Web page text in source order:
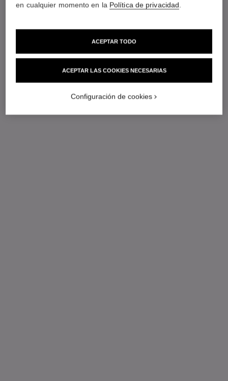
en cualquier momento en la Política de privacidad.
ACEPTAR LAS COOKIES NECESARIAS
ACEPTAR TODO
Configuración de cookies